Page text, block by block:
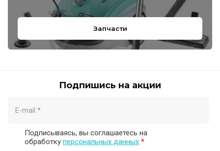
Запчасти
Подпишись на акции
Подписываясь, вы соглашаетесь на
обработку персональных данных *